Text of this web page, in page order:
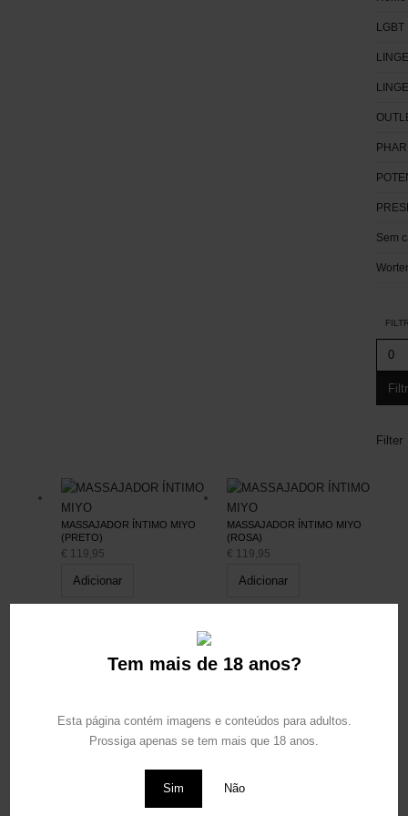
Tem mais de 18 anos?
Esta página contém imagens e conteúdos para adultos.
Prossiga apenas se tem mais que 18 anos.
Sim Não
LGBT
Sem
Filter
MASSAJADOR ÍNTIMO MIYO
(PRETO)
€ 119,95
Adicionar
MASSAJADOR ÍNTIMO MIYO
(ROSA)
€ 119,95
Adicionar
Adicionar Adicionar